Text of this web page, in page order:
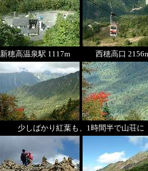
新穂高温泉駅 1117m 西穂高口
少しばかり紅葉も、1時間半で山荘に